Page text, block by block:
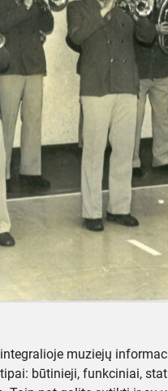
muziejų
būtinieji, funkciniai,